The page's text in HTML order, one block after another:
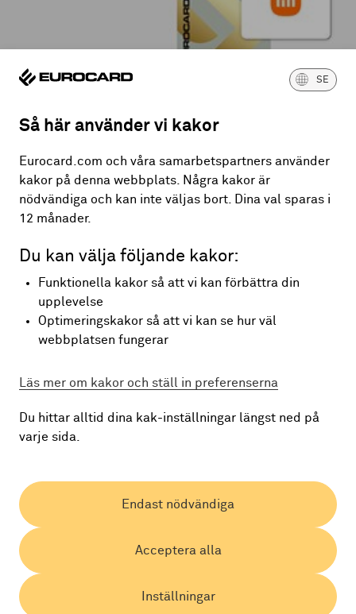
kontaktlöst i butiker. Lägg bara in kortet i
ditt smarta aktivitetsband för att komma
igång.
Registrera och gör inställningar för ditt kort i
SE
Så här använder vi kakor
Eurocard.com och våra samarbetspartners använder
kakor på denna webbplats. Några kakor är
nödvändiga och kan inte väljas bort. Dina val sparas i
12 månader.
Du kan välja följande kakor:
Funktionella kakor så att vi kan förbättra din
upplevelse
Optimeringskakor så att vi kan se hur väl
webbplatsen fungerar
Läs mer om kakor och ställ in preferenserna
Du hittar alltid dina kak-inställningar längst ned på
varje sida.
Inställningar
Acceptera alla
Endast nödvändiga